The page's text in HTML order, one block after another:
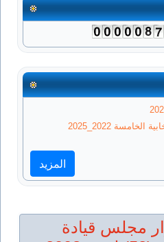
2022_2025
المزيد
مجلس قيادة